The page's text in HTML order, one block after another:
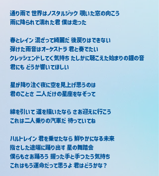
通り雨で 世界はノスタルジック 覗いた窓の向こう
雨に降られて濡れた君 僕は走った
春とレイン 混ざって綺麗だ 後戻りはできない
弾けた雨音はオーケストラ 君と奏でたい
クレッシェンドしてく気持ち たしかに聴こえた始まりの鐘の音
君にも どうか響いてほしい
星が降り注ぐ夜に空を見上げ思うのは
君のことさ 二人だけの星座をなぞって
線を引いて 道を描いたなら さあ迎えに行こう
これは二人乗りの汽車だ 待っていてね
ハルトレイン 君を乗せたなら 鮮やかになる未来
指さした途端に踊り出す 星の舞踏会
僕らもさあ踊ろう 握った手と手つたう気持ち
これはもう運命だって思うよ 君はどうかな？